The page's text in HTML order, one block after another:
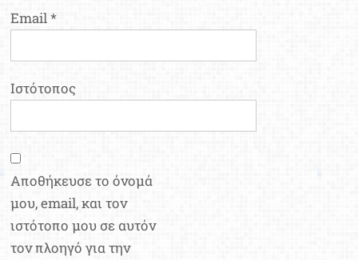
Email*
Ιστότοπος
Αποθήκευσε το όνομά
μου, email, και τον
ιστότοπο μου σε αυτόν
τον πλοηγό για την